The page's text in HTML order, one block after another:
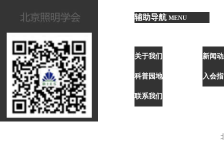
终端标准化
上一篇： 美
下一篇： “
辅助导航 MENU
关于我们 新闻
科普园地 入会
联系我们